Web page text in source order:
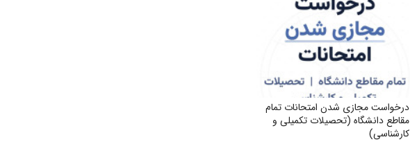
درخواست مجازی شدن امتحانات تمام
مقاطع دانشگاه (تحصیلات تکمیلی و
کارشناسی)